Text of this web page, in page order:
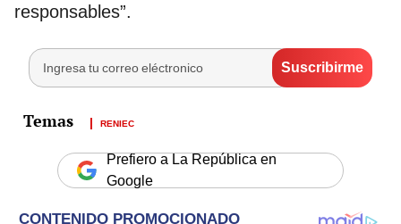
responsables”.
RENIEC
Prefiero a La República en
Google